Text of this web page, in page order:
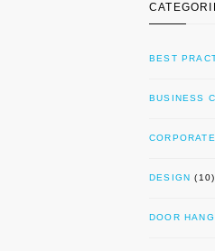
BEST
BUSINESS
DESIGN (10)
DOOR